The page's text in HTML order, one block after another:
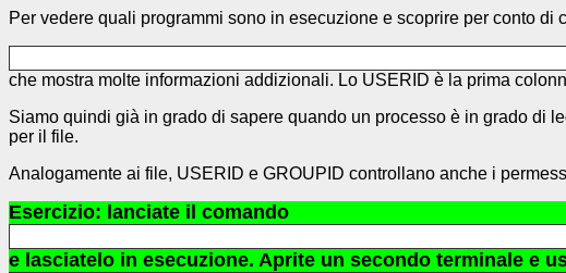
Per vedere quali programmi sono in esecuzione e scoprire per conto
che mostra molte informazioni addizionali. Lo USERID è la prima
Siamo quindi già in grado di sapere quando un processo è in grado di
per il file.
Analogamente ai file, USERID e GROUPID controllano anche i
Esercizio: lanciate il comando
e lasciatelo in esecuzione. Aprite un secondo terminale e